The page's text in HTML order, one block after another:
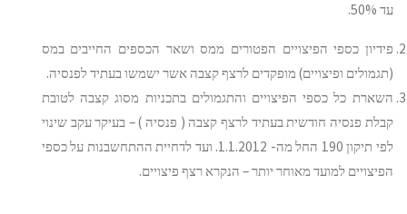
עד 50%.
פידיון כספי הפיצויים הפטורים ממס ושאר הכספים החייבים במס
(תגמולים ופיצויים) מופקדים לרצף קצבה אשר ישמשו בעתיד לפנסיה.
השארת כל כספי הפיצויים והתגמולים בתכניות מסוג קצבה לטובת
קבלת פנסיה חודשית בעתיד לרצף קצבה ( פנסיה ) – בעיקר עקב שינוי
לפי תיקון 190 החל מה- 1.1.2012. ועד לדחיית ההתחשבנות על כספי
הפיצויים למועד מאוחר יותר – הנקרא רצף פיצויים.